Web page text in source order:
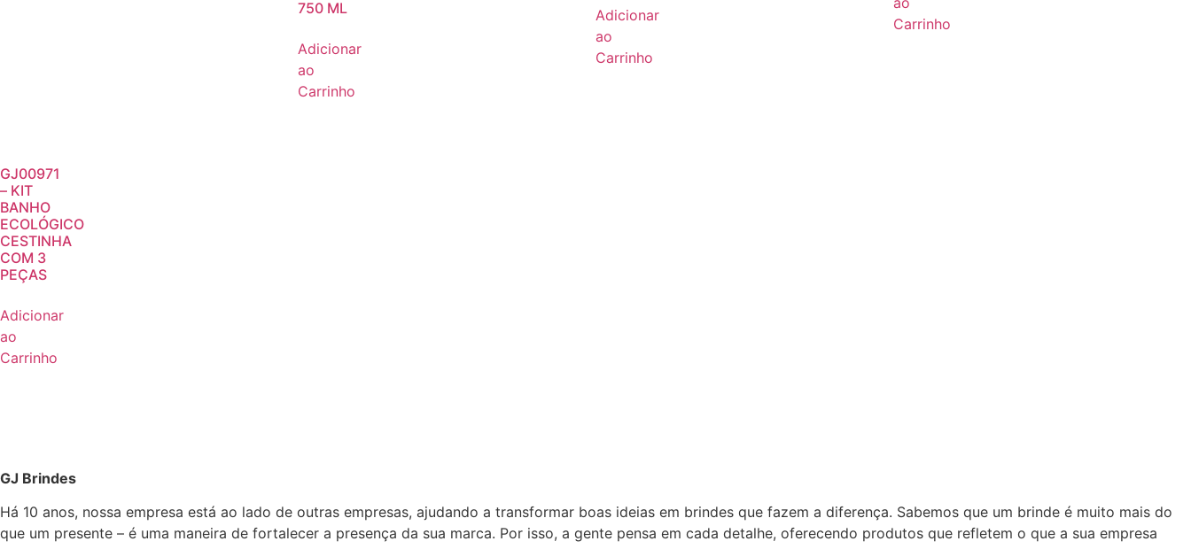
750 ML
Adicionar
ao
Carrinho
Adicionar
ao
Carrinho
Carrinho
GJ00971
– KIT
BANHO
ECOLÓGICO
CESTINHA
COM 3
PEÇAS
Adicionar
ao
Carrinho
GJ Brindes
Há 10 anos, nossa empresa está ao lado de outras empresas, ajudando a transformar boas ideias em brindes que fazem a diferença. Sabemos que um brinde é muito mais do
que um presente – é uma maneira de fortalecer a presença da sua marca. Por isso, a gente pensa em cada detalhe, oferecendo produtos que refletem o que a sua empresa